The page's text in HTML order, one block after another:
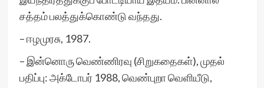
சத்தம் பலத்துக்கொண்டு வந்தது.
– ஈழமுரசு, 1987.
– இன்னொரு வெண்ணிரவு (சிறுகதைகள்), முதல்
பதிப்பு: அக்டோபர் 1988, வெண்புறா வெளியீடு,